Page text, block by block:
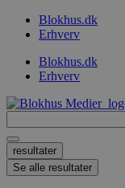
VidereBlokhus.dk
Erhverv
Blokhus.dk
Erhverv
...
resultater
Se alle resultater